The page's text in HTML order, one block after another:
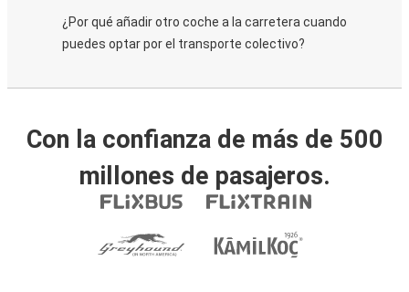
¿Por qué añadir otro coche a la carretera cuando
puedes optar por el transporte colectivo?
Con la confianza de más de 500
millones de pasajeros.